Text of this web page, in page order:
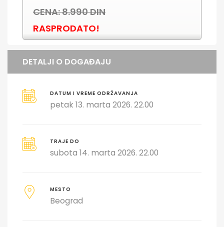
CENA: 8.990 DIN
RASPRODATO!
DETALJI O DOGAĐAJU
DATUM I VREME ODRŽAVANJA
petak 13. marta 2026. 22.00
TRAJE DO
subota 14. marta 2026. 22.00
MESTO
Beograd